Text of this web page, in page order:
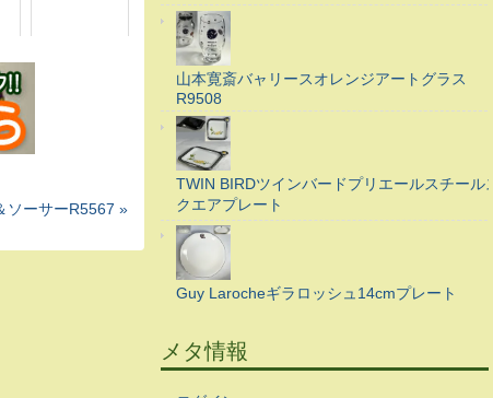
ソーサーR5567 »
山本寛斎バャリースオレンジアートグラス
R9508
TWIN BIRDツインバードプリエールスチールス
クエアプレート
Guy Larocheギラロッシュ14cmプレート
メタ情報